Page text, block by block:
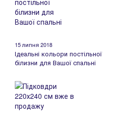
15 липня 2018
Ідеальні кольори постільної
білизни для Вашої спальні